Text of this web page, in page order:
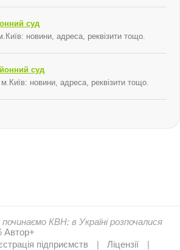
суд
новини, адреса, реквізити тощо.
суд
новини, адреса, реквізити тощо.
КВН: в Україні розпочалися
Автор+
підприємств
Ліцензії